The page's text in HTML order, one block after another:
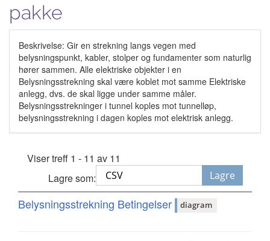
pakke
Beskrivelse: Gir en strekning langs vegen med
belysningspunkt, kabler, stolper og fundamenter som naturlig
hører sammen. Alle elektriske objekter i en
Belysningsstrekning skal være koblet mot samme Elektriske
anlegg, dvs. de skal ligge under samme måler.
Belysningsstrekninger i tunnel koples mot tunnelløp,
belysningsstrekning i dagen koples mot elektrisk anlegg.
Viser treff 1 - 11 av 11
Lagre som:
Lagre
Belysningsstrekning Betingelser diagram